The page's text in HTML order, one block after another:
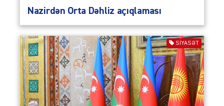
Nazirdən Orta Dəhliz açıqlaması
SIYASƏT